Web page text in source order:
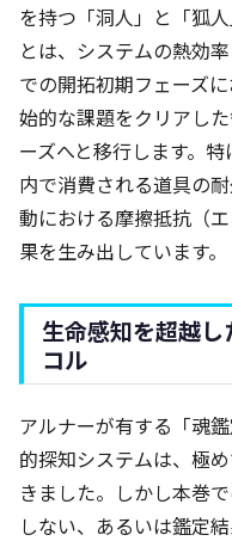
を持つ「洞人」と「狐
とは、システムの熱効
での開拓初期フェーズ
始的な課題をクリアし
ーズへと移行します。
内で消費される道具の
動における摩擦抵抗（
果を生み出しています。
生命感知を超越
コル
アルナーが有する「魂
的探知システムは、極
きました。しかし本巻
しない、あるいは鑑定